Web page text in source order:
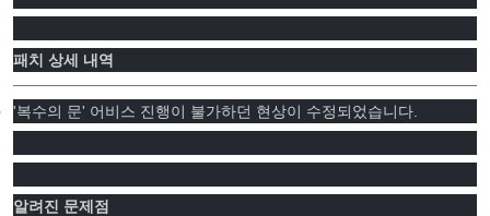
패치 상세 내역
'복수의 문' 어비스 진행이 불가하던 현상이 수정되었습니다.
알려진 문제점